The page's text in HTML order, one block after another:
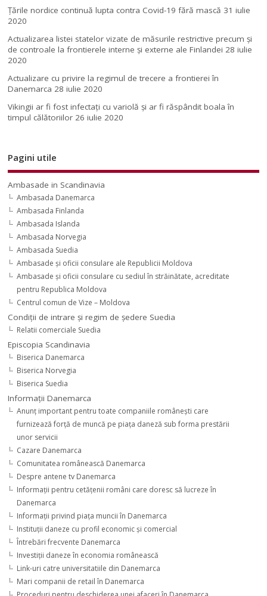
Țările nordice continuă lupta contra Covid-19 fără mască 31 iulie
2020
Actualizarea listei statelor vizate de măsurile restrictive precum și
de controale la frontierele interne și externe ale Finlandei 28 iulie
2020
Actualizare cu privire la regimul de trecere a frontierei în
Danemarca 28 iulie 2020
Vikingii ar fi fost infectaţi cu variolă şi ar fi răspândit boala în
timpul călătoriilor 26 iulie 2020
Pagini utile
Ambasade in Scandinavia
Ambasada Danemarca
Ambasada Finlanda
Ambasada Islanda
Ambasada Norvegia
Ambasada Suedia
Ambasade şi oficii consulare ale Republicii Moldova
Ambasade şi oficii consulare cu sediul în străinătate, acreditate
pentru Republica Moldova
Centrul comun de Vize – Moldova
Condiţii de intrare şi regim de şedere Suedia
Relatii comerciale Suedia
Episcopia Scandinavia
Biserica Danemarca
Biserica Norvegia
Biserica Suedia
Informaţii Danemarca
Anunţ important pentru toate companiile româneşti care
furnizează forţă de muncă pe piaţa daneză sub forma prestării
unor servicii
Cazare Danemarca
Comunitatea românească Danemarca
Despre antene tv Danemarca
Informaţii pentru cetăţenii români care doresc să lucreze în
Danemarca
Informaţii privind piaţa muncii în Danemarca
Instituţii daneze cu profil economic şi comercial
Întrebări frecvente Danemarca
Investiţii daneze în economia românească
Link-uri catre universitatiile din Danemarca
Mari companii de retail în Danemarca